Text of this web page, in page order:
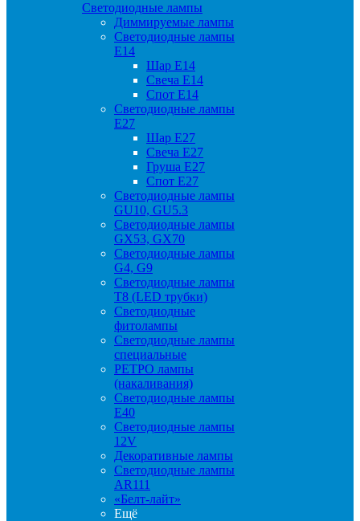
Светодиодные лампы
Диммируемые лампы
Светодиодные лампы
Е14
Шар Е14
Свеча Е14
Спот Е14
Светодиодные лампы
Е27
Шар Е27
Свеча Е27
Груша Е27
Спот Е27
Светодиодные лампы
GU10, GU5.3
Светодиодные лампы
GX53, GX70
Светодиодные лампы
G4, G9
Светодиодные лампы
Т8 (LED трубки)
Светодиодные
фитолампы
Светодиодные лампы
специальные
РЕТРО лампы
(накаливания)
Светодиодные лампы
E40
Светодиодные лампы
12V
Декоративные лампы
Светодиодные лампы
AR111
«Белт-лайт»
Ещё